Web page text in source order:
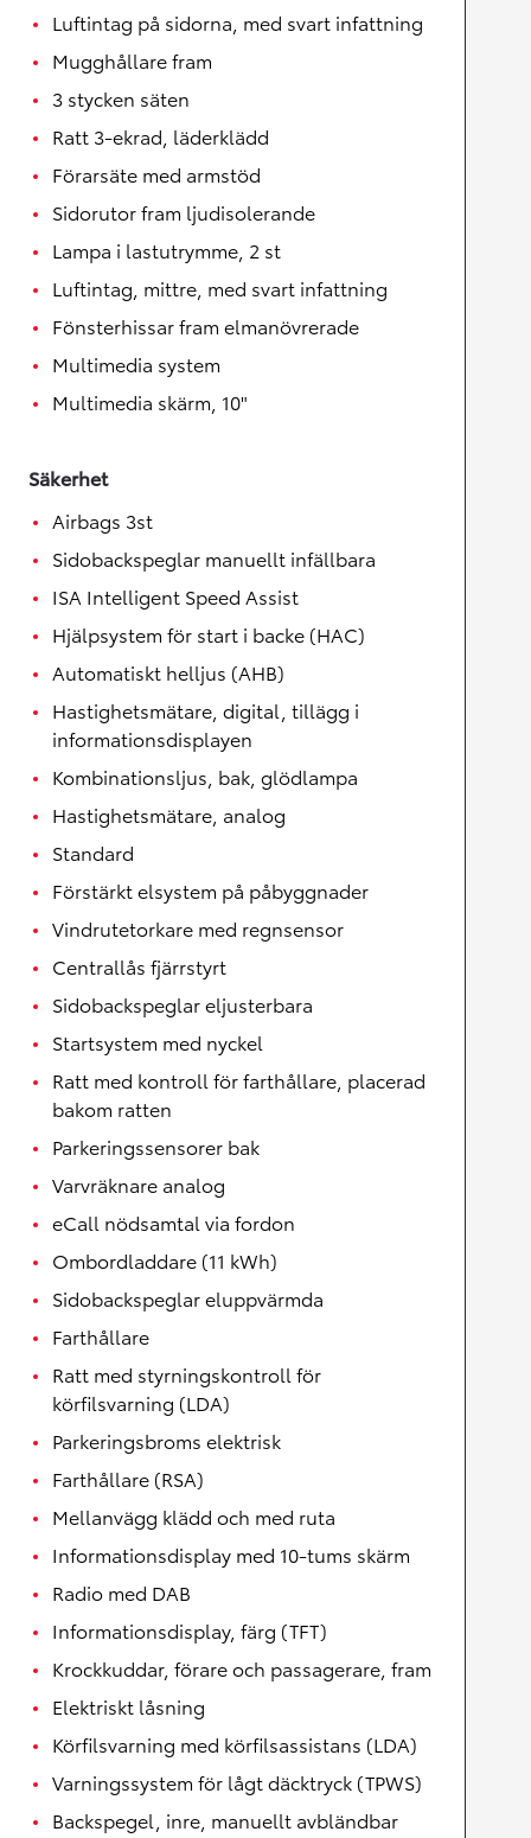
Luftintag på sidorna, med svart infattning
Mugghållare fram
3 stycken säten
Ratt 3-ekrad, läderklädd
Förarsäte med armstöd
Sidorutor fram ljudisolerande
Lampa i lastutrymme, 2 st
Luftintag, mittre, med svart infattning
Fönsterhissar fram elmanövrerade
Multimedia system
Multimedia skärm, 10"
Säkerhet
Airbags 3st
Sidobackspeglar manuellt infällbara
ISA Intelligent Speed Assist
Hjälpsystem för start i backe (HAC)
Automatiskt helljus (AHB)
Hastighetsmätare, digital, tillägg i
informationsdisplayen
Kombinationsljus, bak, glödlampa
Hastighetsmätare, analog
Standard
Förstärkt elsystem på påbyggnader
Vindrutetorkare med regnsensor
Centrallås fjärrstyrt
Sidobackspeglar eljusterbara
Startsystem med nyckel
Ratt med kontroll för farthållare, placerad
bakom ratten
Parkeringssensorer bak
Varvräknare analog
eCall nödsamtal via fordon
Ombordladdare (11 kWh)
Sidobackspeglar eluppvärmda
Farthållare
Ratt med styrningskontroll för
körfilsvarning (LDA)
Parkeringsbroms elektrisk
Farthållare (RSA)
Mellanvägg klädd och med ruta
Informationsdisplay med 10-tums skärm
Radio med DAB
Informationsdisplay, färg (TFT)
Krockkuddar, förare och passagerare, fram
Elektriskt låsning
Körfilsvarning med körfilsassistans (LDA)
Varningssystem för lågt däcktryck (TPWS)
Backspegel, inre, manuellt avbländbar